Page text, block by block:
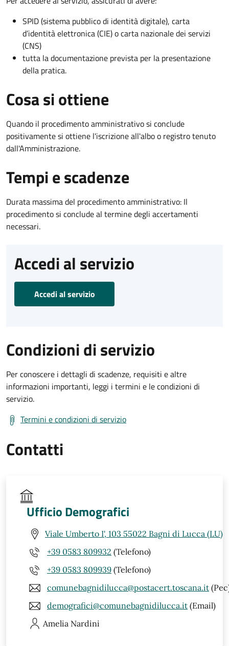
SPID (sistema pubblico di identità digitale), carta
d’identità elettronica (CIE) o carta nazionale dei servizi
(CNS)
tutta la documentazione prevista per la presentazione
della pratica.
Cosa si ottiene
Quando il procedimento amministrativo si conclude
positivamente si ottiene l'iscrizione all'albo o registro tenuto
dall'Amministrazione.
Tempi e scadenze
Durata massima del procedimento amministrativo: Il
procedimento si conclude al termine degli accertamenti
necessari.
Accedi al servizio
Accedi al servizio
Condizioni di servizio
Per conoscere i dettagli di scadenze, requisiti e altre
informazioni importanti, leggi i termini e le condizioni di
servizio.
Termini e condizioni di servizio
Contatti
Ufficio Demografici
Viale Umberto I', 103 55022 Bagni di Lucca (LU)
+39 0583 809932 (Telefono)
+39 0583 809939 (Telefono)
comunebagnidilucca@postacert.toscana.it
demografici@comunebagnidilucca.it (Email)
Amelia Nardini